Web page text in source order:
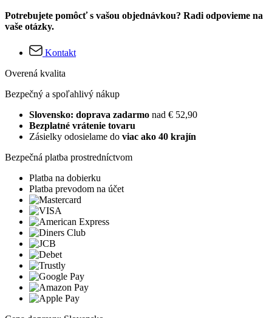
Potrebujete pomôcť s vašou objednávkou? Radi odpovieme na
vaše otázky.
Kontakt
Overená kvalita
Bezpečný a spoľahlivý nákup
Slovensko: doprava zadarmo nad € 52,90
Bezplatné vrátenie tovaru
Zásielky odosielame do viac ako 40 krajín
Bezpečná platba prostredníctvom
Platba na dobierku
Platba prevodom na účet